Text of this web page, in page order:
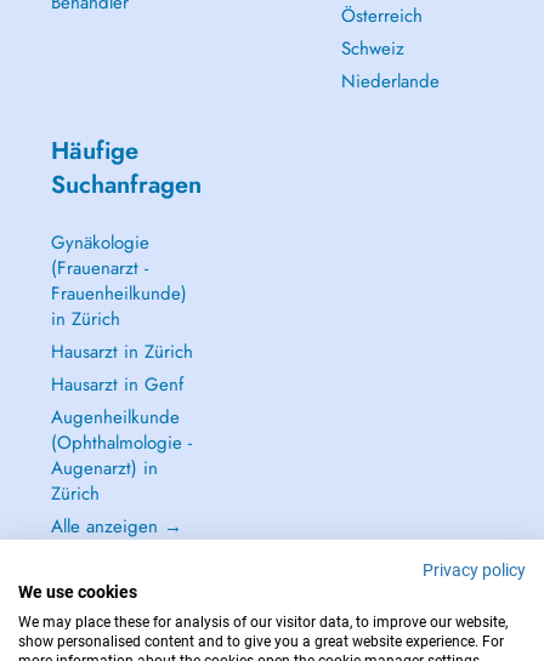
Österreich
Schweiz
Niederlande
Häufige
Suchanfragen
Gynäkologie
(Frauenarzt -
Frauenheilkunde)
in Zürich
Hausarzt in Zürich
Hausarzt in Genf
Augenheilkunde
(Ophthalmologie -
Augenarzt) in
Zürich
Alle anzeigen →
Privacy policy
We use cookies
We may place these for analysis of our visitor data, to improve our website,
show personalised content and to give you a great website experience. For